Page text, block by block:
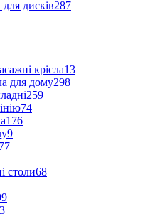
дисків287
крісла13
для дому298
259
74
176
9
77
столи68